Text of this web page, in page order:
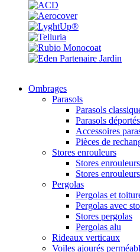
Ombrages
Parasols
Parasols
Parasols déportés
Accessoires
Pièces de
Stores enrouleurs
Stores
Stores
Pergolas
Pergolas et
Pergolas avec
Stores pergolas
Pergolas alu
Rideaux verticaux
Voiles ajourés